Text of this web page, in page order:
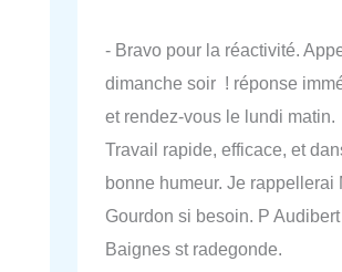
- Bravo pour la réactivité.
dimanche soir ! réponse
et rendez-vous le lundi matin.
Travail rapide, efficace, et
bonne humeur. Je rappellerai
Gourdon si besoin. P Audibert
Baignes st radegonde.